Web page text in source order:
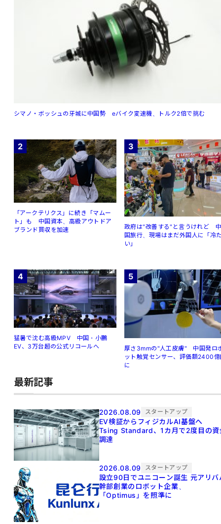
シマノ・ボッシュの牙城に中国勢 eバイク変速機、トルク2倍で挑む
2
「アークテリクス」に続き「マムー
ト」も 中国資本、高級アウトドア
ブランド買収を加速
3
政府は"改善する"と言うけれど
国旅行、現場はまだ外国人に「冷
い」
4
猛暑で沈む高級MPV 中国・小鵬
EV、3万台超の公式リコールへ
5
厚さ3mmの"人工皮膚" 中国発ロ
ット触覚センサー、評価額2400
に
最新記事
2026.08.09 スタートアップ
EV検証からフィジカルAI基盤へ
Tsing Standard、1カ月で2度目の資
調達
2026.08.09 スタートアップ
設立90日でユニコーン誕生 元アリババ
幹部創業のロボット企業、
「Optimus」を照準に